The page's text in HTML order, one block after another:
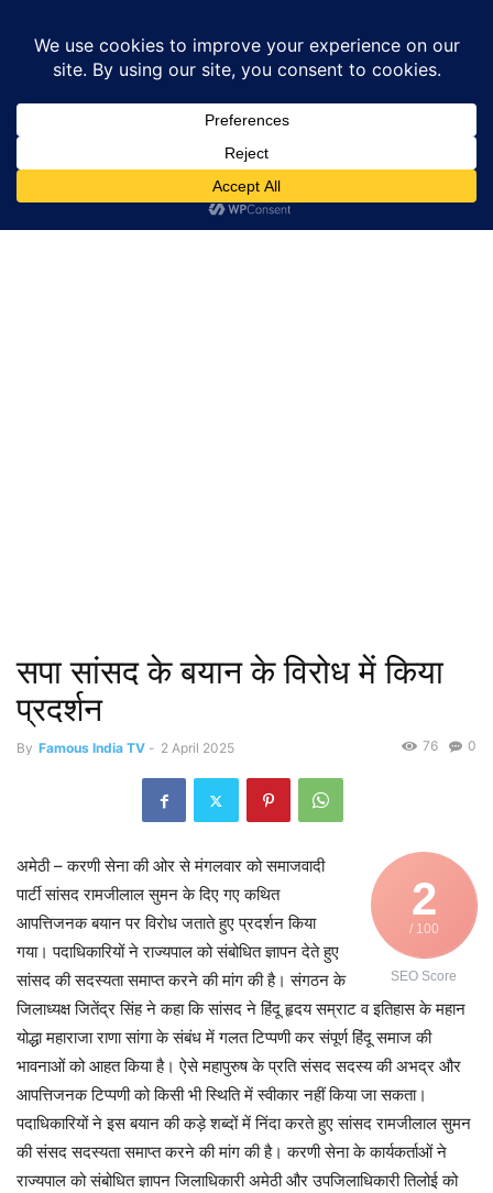
सपा सांसद के बयान के विरोध में किया
प्रदर्शन
By Famous India TV - 2 April 2025 0
76
2
/ 100
SEO Score
अमेठी – करणी सेना की ओर से मंगलवार को समाजवादी
पार्टी सांसद रामजीलाल सुमन के दिए गए कथित
आपत्तिजनक बयान पर विरोध जताते हुए प्रदर्शन किया
गया। पदाधिकारियों ने राज्यपाल को संबोधित ज्ञापन देते हुए
सांसद की सदस्यता समाप्त करने की मांग की है। संगठन के
जिलाध्यक्ष जितेंद्र सिंह ने कहा कि सांसद ने हिंदू हृदय सम्राट व इतिहास के महान
योद्धा महाराजा राणा सांगा के संबंध में गलत टिप्पणी कर संपूर्ण हिंदू समाज की
भावनाओं को आहत किया है। ऐसे महापुरुष के प्रति संसद सदस्य की अभद्र और
आपत्तिजनक टिप्पणी को किसी भी स्थिति में स्वीकार नहीं किया जा सकता।
पदाधिकारियों ने इस बयान की कड़े शब्दों में निंदा करते हुए सांसद रामजीलाल सुमन
की संसद सदस्यता समाप्त करने की मांग की है। करणी सेना के कार्यकर्ताओं ने
राज्यपाल को संबोधित ज्ञापन जिलाधिकारी अमेठी और उपजिलाधिकारी तिलोई को